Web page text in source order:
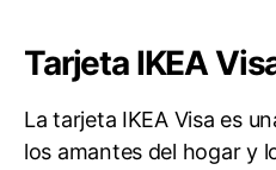
Tarjeta IKEA
La tarjeta IKEA Visa es
los amantes del hogar y